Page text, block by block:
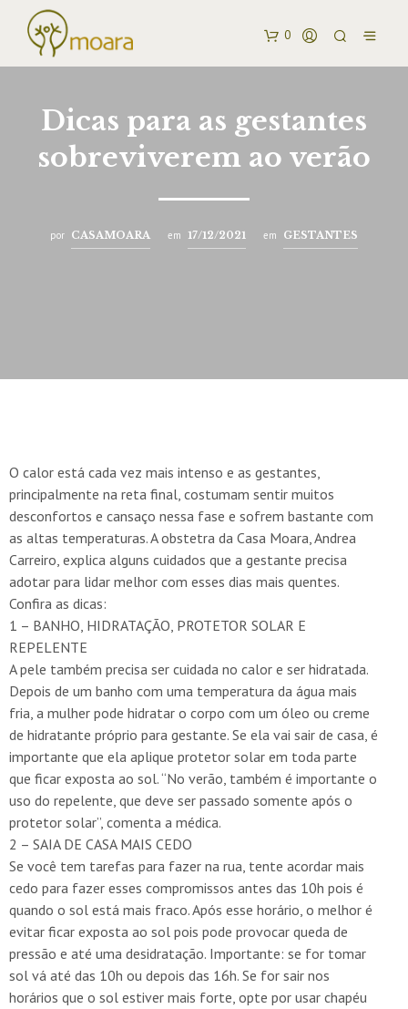
0
Dicas para as gestantes
sobreviverem ao verão
por CASAMOARA em 17/12/2021 em GESTANTES
O calor está cada vez mais intenso e as gestantes,
principalmente na reta final, costumam sentir muitos
desconfortos e cansaço nessa fase e sofrem bastante com
as altas temperaturas. A obstetra da Casa Moara, Andrea
Carreiro, explica alguns cuidados que a gestante precisa
adotar para lidar melhor com esses dias mais quentes.
Confira as dicas:
1 – BANHO, HIDRATAÇÃO, PROTETOR SOLAR E
REPELENTE
A pele também precisa ser cuidada no calor e ser hidratada.
Depois de um banho com uma temperatura da água mais
fria, a mulher pode hidratar o corpo com um óleo ou creme
de hidratante próprio para gestante. Se ela vai sair de casa, é
importante que ela aplique protetor solar em toda parte
que ficar exposta ao sol. “No verão, também é importante o
uso do repelente, que deve ser passado somente após o
protetor solar”, comenta a médica.
2 – SAIA DE CASA MAIS CEDO
Se você tem tarefas para fazer na rua, tente acordar mais
cedo para fazer esses compromissos antes das 10h pois é
quando o sol está mais fraco. Após esse horário, o melhor é
evitar ficar exposta ao sol pois pode provocar queda de
pressão e até uma desidratação. Importante: se for tomar
sol vá até das 10h ou depois das 16h. Se for sair nos
horários que o sol estiver mais forte, opte por usar chapéu